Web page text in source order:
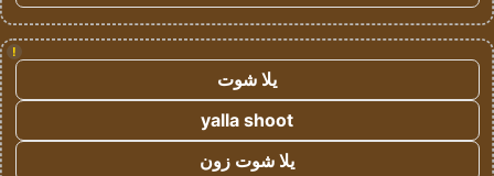
!
يلا شوت
yalla shoot
يلا شوت زون